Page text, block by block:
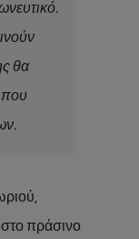
θα
που
στο πράσινο